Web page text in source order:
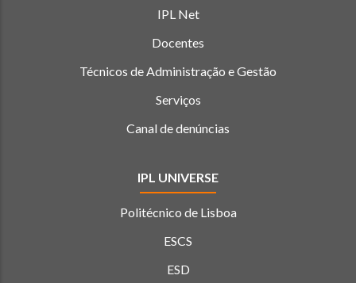
IPL Net
Docentes
Técnicos de Administração e Gestão
Serviços
Canal de denúncias
IPL UNIVERSE
Politécnico de Lisboa
ESCS
ESD